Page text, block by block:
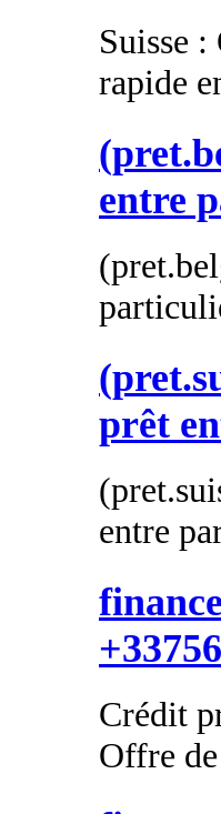
Suisse
rapide
entre
prêt
entre
Crédit
Offre